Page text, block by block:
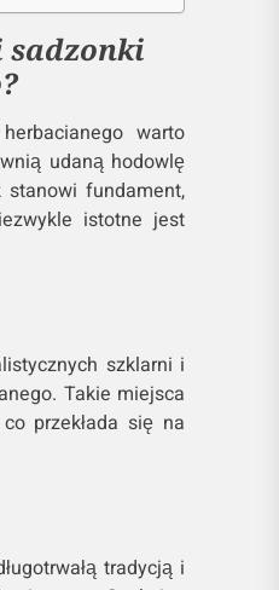
sadzonki
warto
udaną hodowlę
stanowi fundament,
istotne jest
szklarni i
Takie miejsca
przekłada się na
tradycją i